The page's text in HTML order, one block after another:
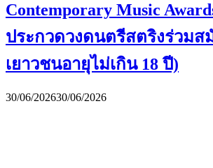
Contemporary Music
ประกวดวงดนตรีสตริงร่วมส
เยาวชนอายุไม่เกิน 18 ปี)
30/06/202630/06/2026